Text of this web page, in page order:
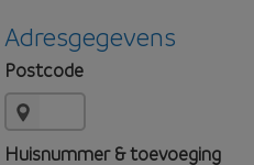
Adresgegevens
Postcode
Huisnummer & toevoeging